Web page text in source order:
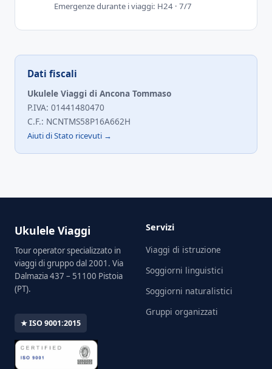
Emergenze durante i viaggi: H24 · 7/7
Dati fiscali
Ukulele Viaggi di Ancona Tommaso
P.IVA: 01441480470
C.F.: NCNTMS58P16A662H
Aiuti di Stato ricevuti →
Ukulele Viaggi
Tour operator specializzato in
viaggi di gruppo dal 2001. Via
Dalmazia 437 – 51100 Pistoia
(PT).
★ ISO 9001:2015
Servizi
Viaggi di istruzione
Soggiorni linguistici
Soggiorni naturalistici
Gruppi organizzati